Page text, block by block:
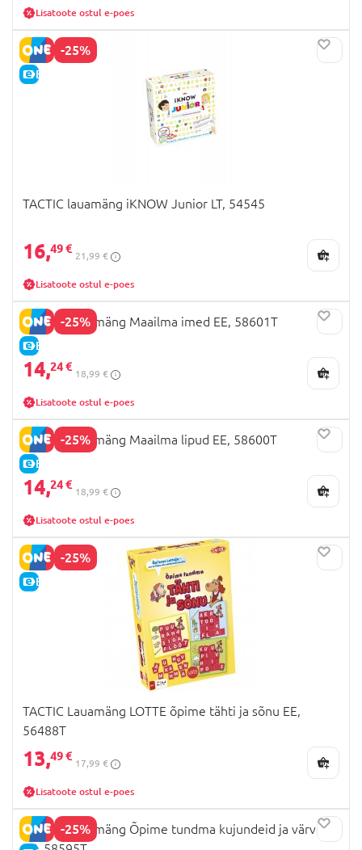
Lisatoote ostul e-poes
-25%
E-HIND
TACTIC lauamäng iKNOW Junior LT, 54545
16,49 €
21,99 €
Lisatoote ostul e-poes
-25%
E-HIND
TACTIC Lauamäng Maailma imed EE, 58601T
14,24 €
18,99 €
Lisatoote ostul e-poes
-25%
E-HIND
TACTIC Lauamäng Maailma lipud EE, 58600T
14,24 €
18,99 €
Lisatoote ostul e-poes
-25%
E-HIND
TACTIC Lauamäng LOTTE õpime tähti ja sõnu EE,
56488T
13,49 €
17,99 €
Lisatoote ostul e-poes
-25%
TACTIC Lauamäng Õpime tundma kujundeid ja värve